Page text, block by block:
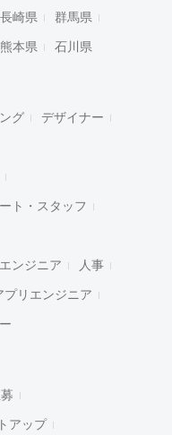
長崎県 群馬県
熊本県 石川県
グ デザイナー
ト・スタッフ
ンジニア 人事
プリエンジニア
アップ